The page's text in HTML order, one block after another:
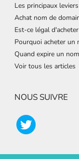
Les principaux
Achat nom de
Est-ce légal
Pourquoi acheter un
Quand expire un
Voir tous les articles
NOUS SUIVRE